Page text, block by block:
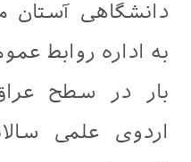
دانشگاهی آستان
به اداره روابط
بار در سطح
اردوی علمی